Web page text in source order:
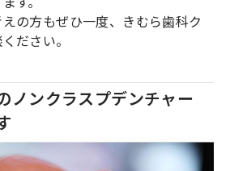
の方もぜひ一度、きむら歯科ク
ださい。
ノンクラスプデンチャー